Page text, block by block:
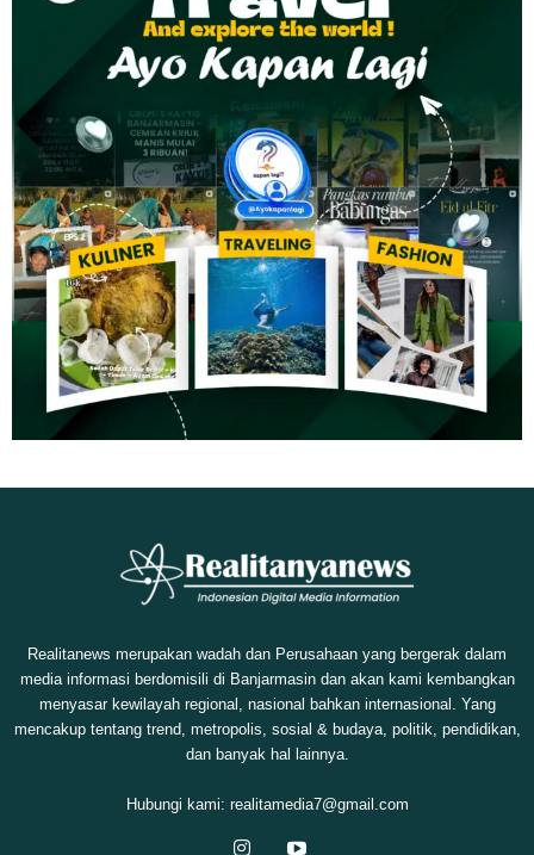
Realitanews merupakan wadah dan Perusahaan yang bergerak dalam
media informasi berdomisili di Banjarmasin dan akan kami kembangkan
menyasar kewilayah regional, nasional bahkan internasional. Yang
mencakup tentang trend, metropolis, sosial & budaya, politik, pendidikan,
dan banyak hal lainnya.
Hubungi kami: realitamedia7@gmail.com